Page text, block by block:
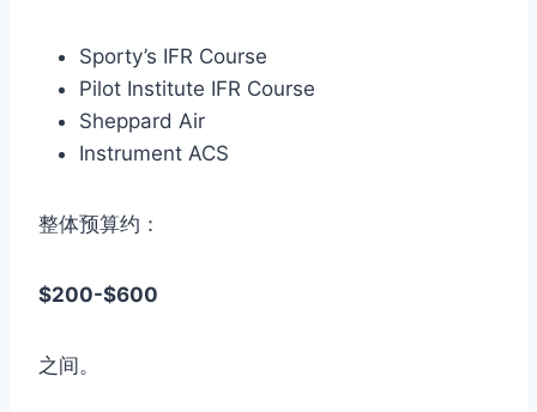
Sporty’s IFR Course
Pilot Institute IFR Course
Sheppard Air
Instrument ACS
整体预算约：
$200-$600
之间。